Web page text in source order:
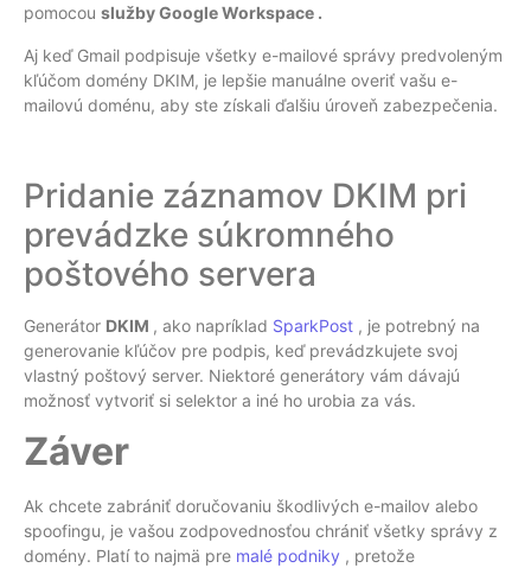
pomocou služby Google Workspace .
Aj keď Gmail podpisuje všetky e-mailové správy predvoleným
kľúčom domény DKIM, je lepšie manuálne overiť vašu e-
mailovú doménu, aby ste získali ďalšiu úroveň zabezpečenia.
Pridanie záznamov DKIM pri
prevádzke súkromného
poštového servera
Generátor DKIM , ako napríklad SparkPost , je potrebný na
generovanie kľúčov pre podpis, keď prevádzkujete svoj
vlastný poštový server. Niektoré generátory vám dávajú
možnosť vytvoriť si selektor a iné ho urobia za vás.
Záver
Ak chcete zabrániť doručovaniu škodlivých e-mailov alebo
spoofingu, je vašou zodpovednosťou chrániť všetky správy z
domény. Platí to najmä pre malé podniky , pretože